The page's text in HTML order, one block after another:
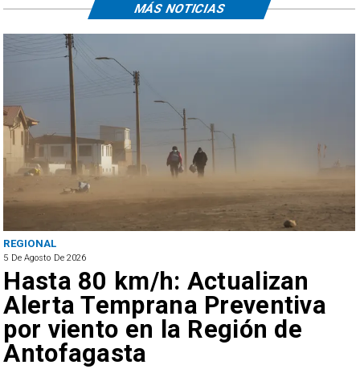
REGIONAL
5 De Agosto De 2026
Hasta 80 km/h: Actualizan
Alerta Temprana Preventiva
por viento en la Región de
Antofagasta
MÁS NOTICIAS